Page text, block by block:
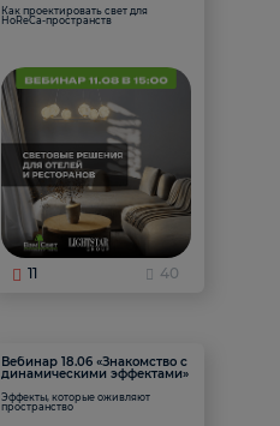
Как проектировать свет для
HoReCa-пространств
11 40
Вебинар 18.06 «Знакомство с
динамическими эффектами»
Эффекты, которые оживляют
пространство